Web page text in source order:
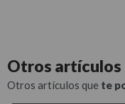
Otros artículos
Otros artículos que te